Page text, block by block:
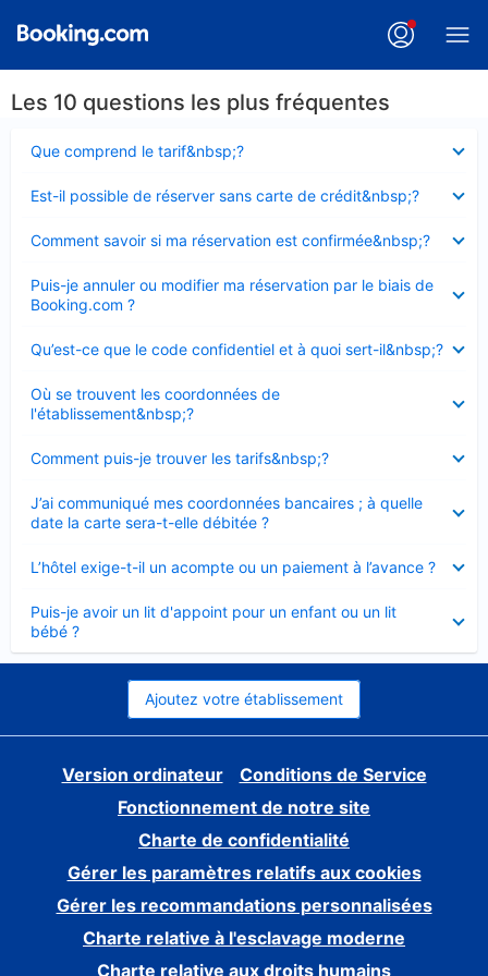
Les 10 questions les plus fréquentes
Que comprend le tarif&nbsp;?
fermé
Est-il possible de réserver sans carte de crédit&nbsp;?
fermé
Comment savoir si ma réservation est confirmée&nbsp;?
fermé
Puis-je annuler ou modifier ma réservation par le biais de
Booking.com ?
fermé
Qu’est-ce que le code confidentiel et à quoi sert-il&nbsp;?
fermé
Où se trouvent les coordonnées de
l'établissement&nbsp;?
fermé
Comment puis-je trouver les tarifs&nbsp;?
fermé
J’ai communiqué mes coordonnées bancaires ; à quelle
date la carte sera-t-elle débitée ?
fermé
L’hôtel exige-t-il un acompte ou un paiement à l’avance ?
fermé
Puis-je avoir un lit d'appoint pour un enfant ou un lit
bébé ?
fermé
Ajoutez votre établissement
Version ordinateur
Conditions de Service
Fonctionnement de notre site
Charte de confidentialité
Gérer les paramètres relatifs aux cookies
Gérer les recommandations personnalisées
Charte relative à l'esclavage moderne
Charte relative aux droits humains